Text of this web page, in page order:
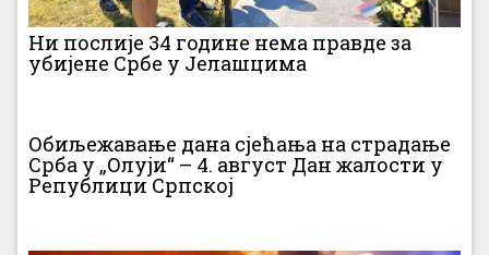
Ни послије 34 године нема правде за
убијене Србе у Јелашцима
Обиљежавање дана сјећања на страдање
Срба у „Олуји“ – 4. август Дан жалости у
Републици Српској